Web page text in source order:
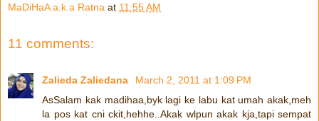
MaDiHaA a.k.a Ratna at 11:55 AM
11 comments:
Zalieda Zaliedana
March 2, 2011 at 1:09 PM
AsSalam kak madihaa,byk lagi ke labu kat umah akak,meh
la pos kat cni ckit,hehhe..Akak wlpun akak kja,tapi sempat